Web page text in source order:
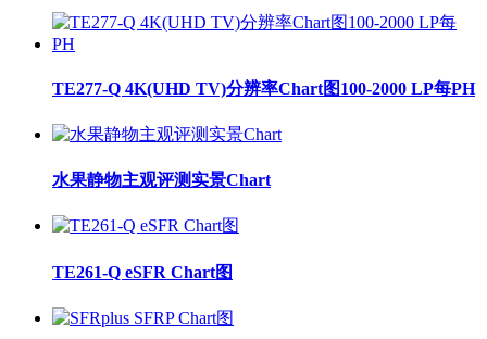
TE277-Q 4K(UHD TV)分辨率Chart图100-2000 LP每PH
水果静物主观评测实景Chart
TE261-Q eSFR Chart图